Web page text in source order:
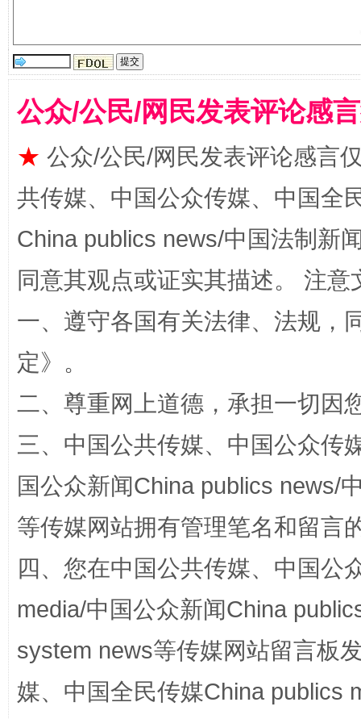
如何以同查同治破解风腐交织难题 养老服
一颗心始终滚烫 还
完善运行机制助力责任有效落实
公众/公民/网民发表评论感
★ 公众/公民/网民发表评论感言
共传媒、中国公众传媒、中国全
China publics news/中国法制新
同意其观点或证实其描述。 注
一、遵守各国有关法律、法规，
定》。
二、尊重网上道德，承担一切因
三、中国公共传媒、中国公众传
国公众新闻China publics news/
等传媒网站拥有管理笔名和留言
四、您在中国公共传媒、中国公
media/中国公众新闻China
system news等传媒网站留言板
媒、中国全民传媒China publics